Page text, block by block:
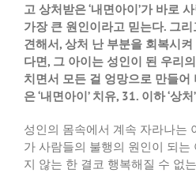
고 상처받은‘내면아이’가 바로
가장 큰 원인이라고 믿는다. 그
견해서, 상처 난 부분을 회복시
다면, 그 아이는 성인이 된 우리
치면서 모든 걸 엉망으로 만들어
은‘내면아이’ 치유, 31. 이하‘상처’
성인의 몸속에서 계속 자라나는
가 사람들의 불행의 원인이 되는
지 않는 한 결코 행복해질 수 없